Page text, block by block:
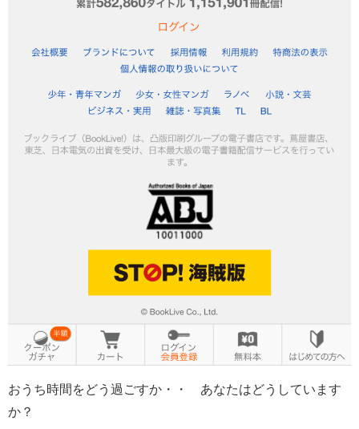
おうち時間をどう過ごすか・・ あなたはどうしています
か？